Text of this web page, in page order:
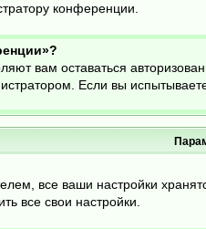
конференции.
вам оставаться
Если вы
все ваши настройки
все свои настройки.